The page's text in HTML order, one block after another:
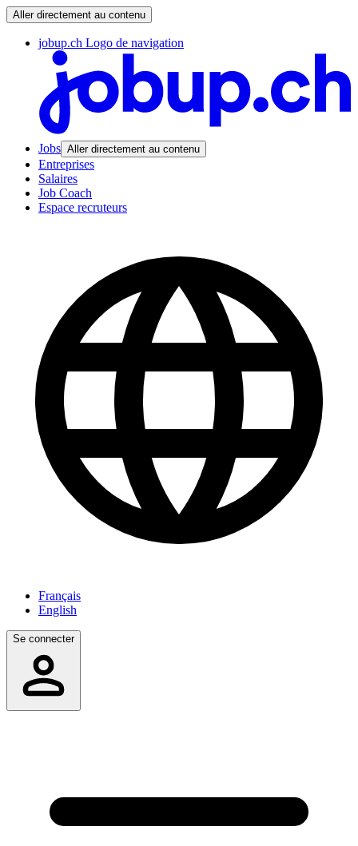
Aller directement au contenu
jobup.ch Logo de navigation
Jobs Aller directement au contenu
Entreprises
Salaires
Job Coach
Espace recruteurs
Français
English
Se connecter